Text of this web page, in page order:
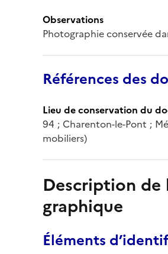
Observations
Photographie conservée
Références des
Lieu de conservation du
94 ; Charenton-le-Pont ;
mobiliers)
Description
graphique
Éléments